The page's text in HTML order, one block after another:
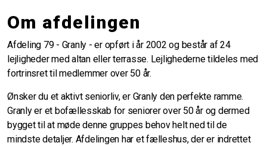
Om afdelingen
Afdeling 79 - Granly - er opført i år 2002 og består af 24
lejligheder med altan eller terrasse. Lejlighederne tildeles med
fortrinsret til medlemmer over 50 år.
Ønsker du et aktivt seniorliv, er Granly den perfekte ramme.
Granly er et bofællesskab for seniorer over 50 år og dermed
bygget til at møde denne gruppes behov helt ned til de
mindste detaljer. Afdelingen har et fælleshus, der er indrettet